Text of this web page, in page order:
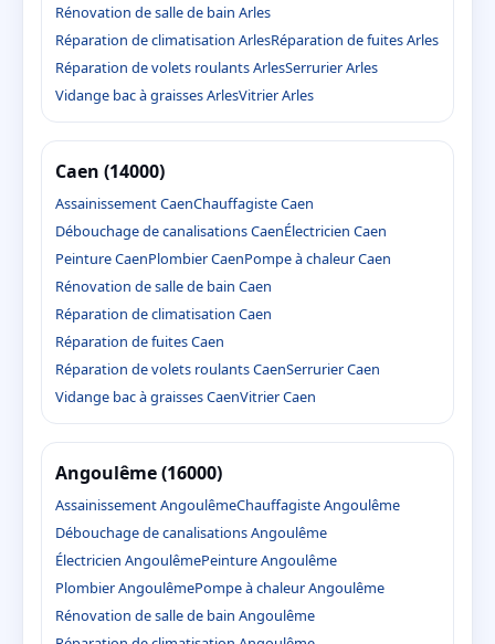
Rénovation de salle de bain Arles
Réparation de climatisation ArlesRéparation de fuites Arles
Réparation de volets roulants ArlesSerrurier Arles
Vidange bac à graisses ArlesVitrier Arles
Caen (14000)
Assainissement CaenChauffagiste Caen
Débouchage de canalisations CaenÉlectricien Caen
Peinture CaenPlombier CaenPompe à chaleur Caen
Rénovation de salle de bain Caen
Réparation de climatisation Caen
Réparation de fuites Caen
Réparation de volets roulants CaenSerrurier Caen
Vidange bac à graisses CaenVitrier Caen
Angoulême (16000)
Assainissement AngoulêmeChauffagiste Angoulême
Débouchage de canalisations Angoulême
Électricien AngoulêmePeinture Angoulême
Plombier AngoulêmePompe à chaleur Angoulême
Rénovation de salle de bain Angoulême